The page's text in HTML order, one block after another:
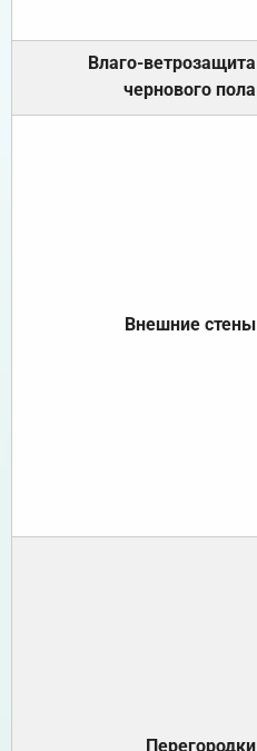
Влаго-ветрозащита
чернового пола
Внешние стены
Перегородки